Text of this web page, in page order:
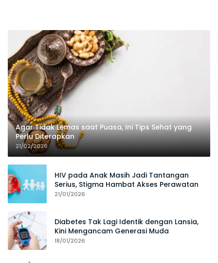
Agar Tidak Lemas saat Puasa, Ini Tips Sehat yang
Perlu Diterapkan
21/02/2026
HIV pada Anak Masih Jadi Tantangan
Serius, Stigma Hambat Akses Perawatan
21/01/2026
Diabetes Tak Lagi Identik dengan Lansia,
Kini Mengancam Generasi Muda
18/01/2026